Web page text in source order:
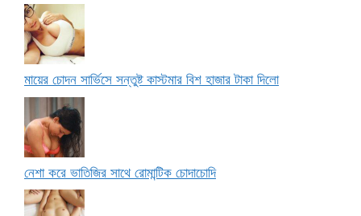
মায়ের চোদন সার্ভিসে সন্তুষ্ট কাস্টমার বিশ হাজার টাকা দিলো
নেশা করে ভাতিজির সাথে রোমান্টিক চোদাচোদি